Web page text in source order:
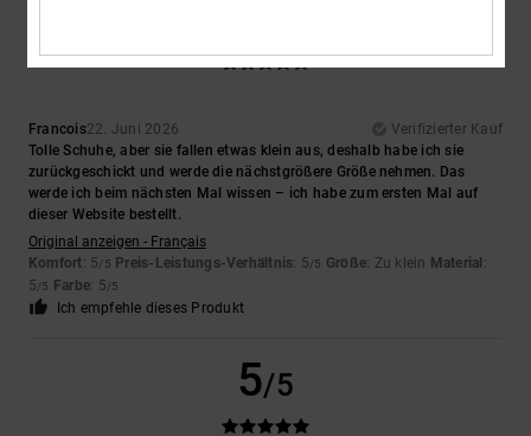
Francois22. Juni 2026
Verifizierter Kauf
Tolle Schuhe, aber sie fallen etwas klein aus, deshalb habe ich sie
zurückgeschickt und werde die nächstgrößere Größe nehmen. Das
werde ich beim nächsten Mal wissen – ich habe zum ersten Mal auf
dieser Website bestellt.
Original anzeigen - Français
Komfort: 5/5 Preis-Leistungs-Verhältnis: 5/5 Größe: Zu klein Material :
5/5 Farbe: 5/5
Ich empfehle dieses Produkt
5/5